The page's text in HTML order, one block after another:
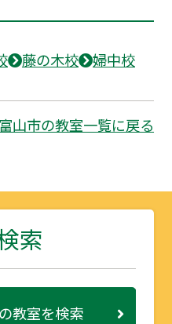
藤の木校
婦中校
富山市の教室一覧に戻る
索
教室を検索